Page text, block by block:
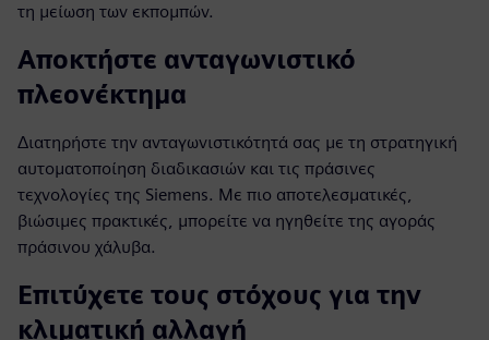
τη μείωση των εκπομπών.
Αποκτήστε ανταγωνιστικό
πλεονέκτημα
Διατηρήστε την ανταγωνιστικότητά σας με τη στρατηγική
αυτοματοποίηση διαδικασιών και τις πράσινες
τεχνολογίες της Siemens. Με πιο αποτελεσματικές,
βιώσιμες πρακτικές, μπορείτε να ηγηθείτε της αγοράς
πράσινου χάλυβα.
Επιτύχετε τους στόχους για την
κλιματική αλλαγή